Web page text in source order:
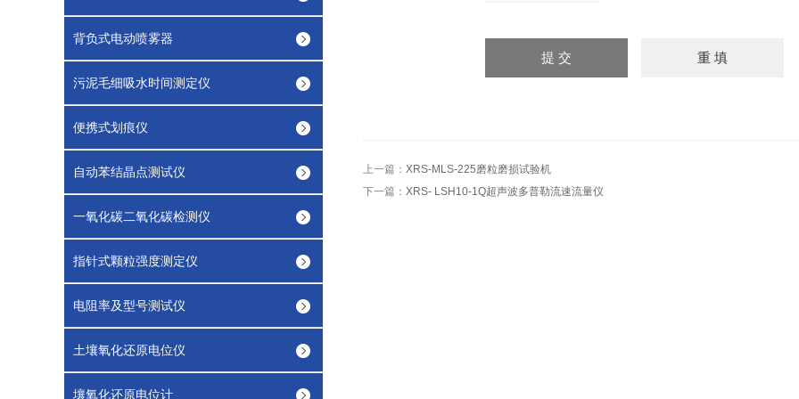
背负式电动喷雾器
污泥毛细吸水时间测定仪
便携式划痕仪
自动苯结晶点测试仪
一氧化碳二氧化碳检测仪
指针式颗粒强度测定仪
电阻率及型号测试仪
土壤氧化还原电位仪
壤氧化还原电位计
上一篇： XRS-MLS-225磨粒磨损试验机
下一篇： XRS- LSH10-1Q超声波多普勒流速流量仪